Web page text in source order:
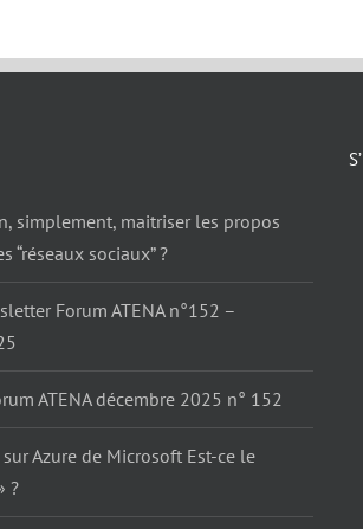
simplement, maitriser les propos
“réseaux sociaux” ?
Forum ATENA n°152 –
ATENA décembre 2025 n° 152
Azure de Microsoft Est-ce le
?